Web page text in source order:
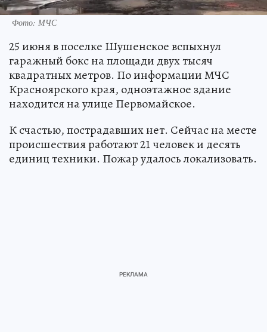
Фото: МЧС
25 июня в поселке Шушенское вспыхнул
гаражный бокс на площади двух тысяч
квадратных метров. По информации МЧС
Красноярского края, одноэтажное здание
находится на улице Первомайское.
К счастью, пострадавших нет. Сейчас на месте
происшествия работают 21 человек и десять
единиц техники. Пожар удалось локализовать.